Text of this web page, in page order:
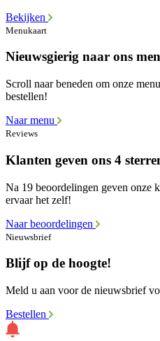
Bekijken
Menukaart
Nieuwsgierig naar ons
Scroll naar beneden om onze
bestellen!
Naar menu
Reviews
Klanten geven ons 4
Na 19 beoordelingen geven onze
ervaar het zelf!
Naar beoordelingen
Nieuwsbrief
Blijf op de hoogte!
Meld u aan voor de nieuwsbrief
Bestellen